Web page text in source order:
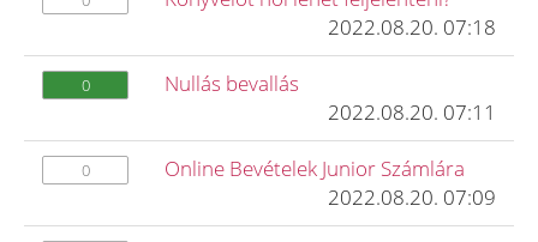
2022.08.20. 07:18
0
Nullás bevallás
2022.08.20. 07:11
0
Online Bevételek Junior Számlára
2022.08.20. 07:09